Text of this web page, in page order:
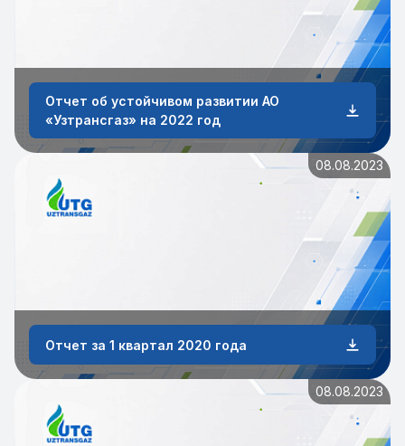
Отчет об устойчивом развитии АО
«Узтрансгаз» на 2022 год
08.08.2023
Отчет за 1 квартал 2020 года
08.08.2023